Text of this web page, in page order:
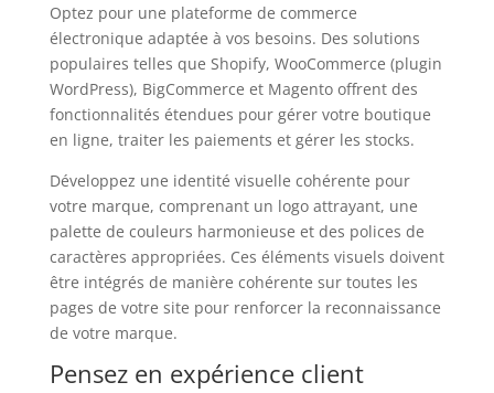
Optez pour une plateforme de commerce
électronique adaptée à vos besoins. Des solutions
populaires telles que Shopify, WooCommerce (plugin
WordPress), BigCommerce et Magento offrent des
fonctionnalités étendues pour gérer votre boutique
en ligne, traiter les paiements et gérer les stocks.
Développez une identité visuelle cohérente pour
votre marque, comprenant un logo attrayant, une
palette de couleurs harmonieuse et des polices de
caractères appropriées. Ces éléments visuels doivent
être intégrés de manière cohérente sur toutes les
pages de votre site pour renforcer la reconnaissance
de votre marque.
Pensez en expérience client